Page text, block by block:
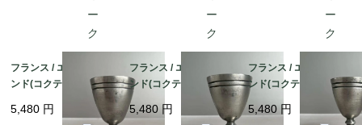
フランス / エッグスタ
ンド(コクティエ) C
5,480 円
フランス / エッグスタ
ンド(コクティエ) B
ピューター製
5,480 円
フランス / エッグスタ
ンド(コクティエ)A ピ
ューター製
5,480円